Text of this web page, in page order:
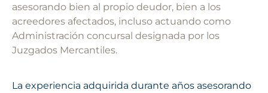
asesorando bien al propio deudor, bien a los
acreedores afectados, incluso actuando como
Administración concursal designada por los
Juzgados Mercantiles.
La experiencia adquirida durante años asesorando